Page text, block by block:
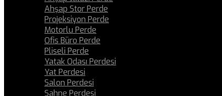
Ahşap Stor Perde
Projeksiyon Perde
Motorlu Perde
Ofis Büro Perde
Pliseli Perde
Yatak Odası Perdesi
Yat Perdesi
Salon Perdesi
Sahne Perdesi